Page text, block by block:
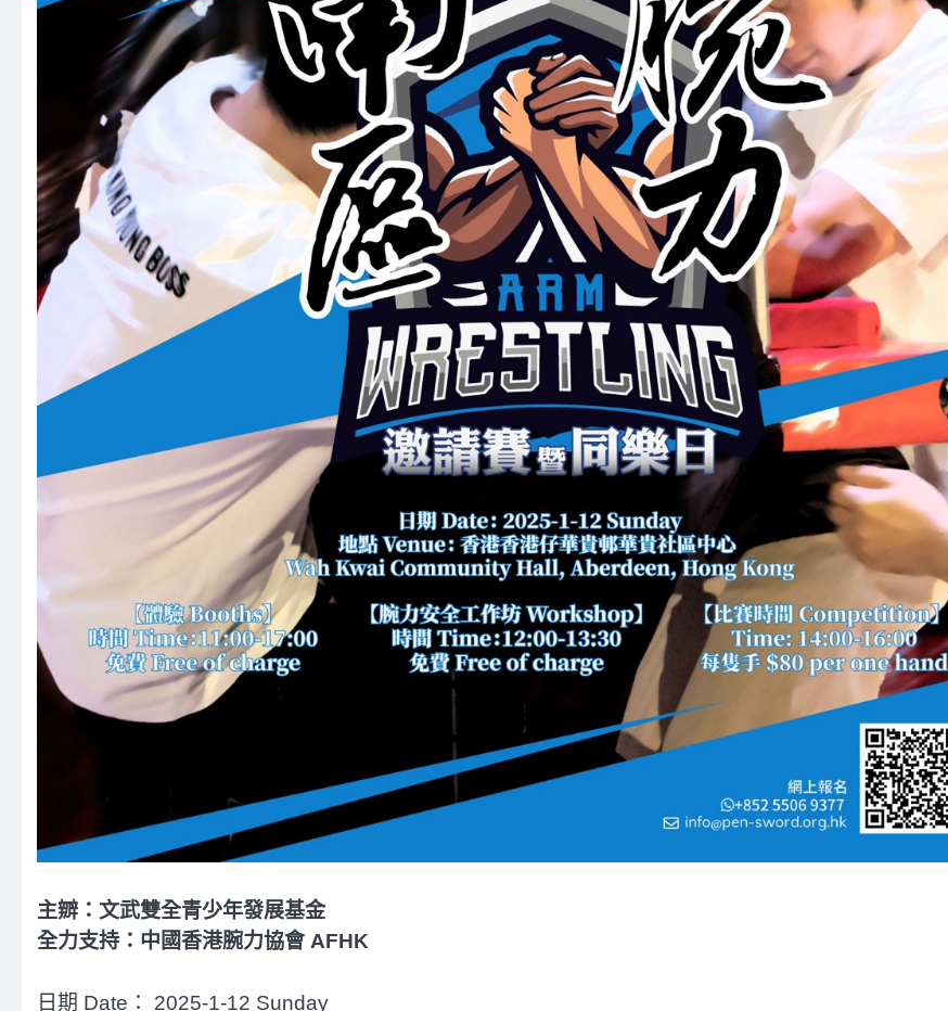
主辧：文武雙全青少年發展基金
全力支持：中國香港腕力協會 AFHK
日期 Date： 2025-1-12 Sunday